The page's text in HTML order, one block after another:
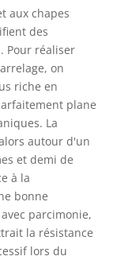
aux chapes
des
Pour réaliser
on
riche en
plane
La
autour d'un
et demi de
à la
bonne
parcimonie,
la résistance
lors du